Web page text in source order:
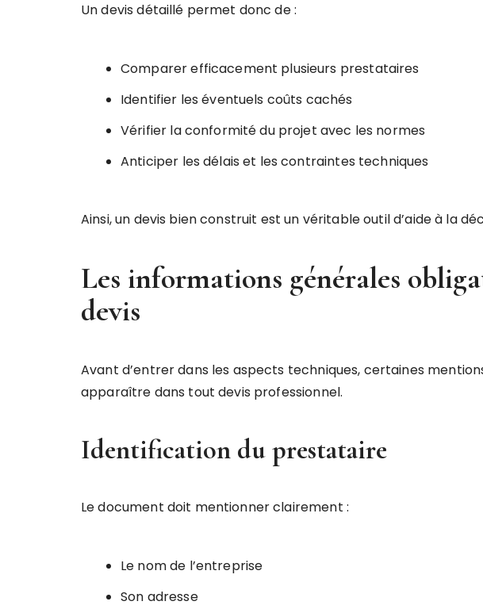
Un devis détaillé permet donc de :
Comparer efficacement plusieurs prestataires
Identifier les éventuels coûts cachés
Vérifier la conformité du projet avec les normes
Anticiper les délais et les contraintes techniques
Ainsi, un devis bien construit est un véritable outil d’aide à la
Les informations générales
devis
Avant d’entrer dans les aspects techniques, certaines
apparaître dans tout devis professionnel.
Identification du prestataire
Le document doit mentionner clairement :
Le nom de l’entreprise
Son adresse